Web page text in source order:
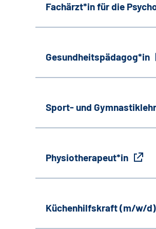
Fachärzt*in für die
Gesundheitspädagog*in
Sport- und
Physiotherapeut*in
Küchenhilfskraft (m/w/d)